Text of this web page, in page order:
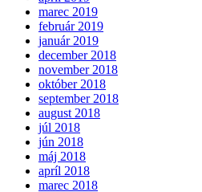
marec 2019
február 2019
január 2019
december 2018
november 2018
október 2018
september 2018
august 2018
júl 2018
jún 2018
máj 2018
apríl 2018
marec 2018